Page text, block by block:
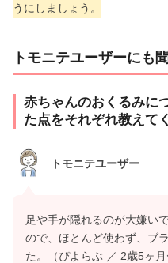
うにしましょう。
トモニテユーザーにも
赤ちゃんのおくるみに
た点をそれぞれ教えて
トモニテユーザー
足や手が隠れるのが大嫌い
ので、ほとんど使わず、ブ
た。（ぴよらぶ ／ 2歳5ヶ